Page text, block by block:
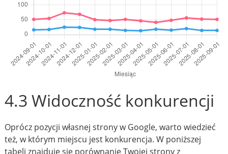
4.3 Widoczność konkurencji
Oprócz pozycji własnej strony w Google, warto wiedzieć
też, w którym miejscu jest konkurencja. W poniższej
tabeli znajduje się porównanie Twojej strony z